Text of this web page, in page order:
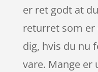
er ret godt at
returret som
dig, hvis du nu
vare. Mange